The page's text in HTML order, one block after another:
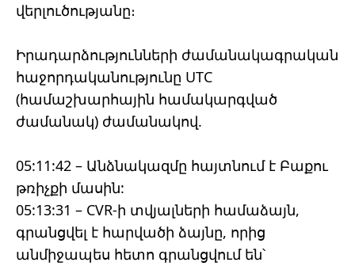
վերլուծությանը։
Իրադարձությունների ժամանակագրական
հաջորդականությունը UTC
(համաշխարհային համակարգված
ժամանակ) ժամանակով.
05:11:42 – Անձնակազմը հայտնում է Բաքու
թռիչքի մասին:
05:13:31 – CVR-ի տվյալների համաձայն,
գրանցվել է հարվածի ձայնը, որից
անմիջապես հետո գրանցվում են՝